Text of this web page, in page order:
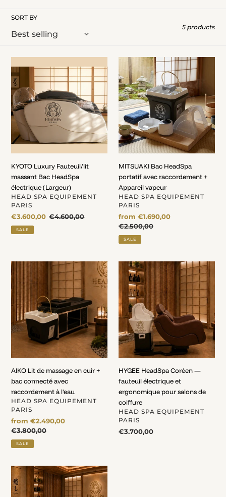
c
t
o
:
SORT BY
5 products
Luxury
Fauteuil/lit
massant
Bac
HeadSpa
électrique
(Largeur)
KYOTO Luxury Fauteuil/lit
massant Bac HeadSpa
électrique (Largeur)
VENDOR
HEAD SPA EQUIPEMENT
PARIS
Sale
price
€3.600,00 Regular
€4.600,00
SALE
MITSUAKI
Bac
HeadSpa
portatif
avec
raccordement
+
Appareil
vapeur
MITSUAKI Bac HeadSpa
portatif avec raccordement +
Appareil vapeur
VENDOR
HEAD SPA EQUIPEMENT
PARIS
Sale
price
from €1.690,00
Regular
price
€2.500,00
SALE
AIKO
Lit
de
massage
en
cuir
+
bac
connecté
raccordement
à
l'eau
AIKO Lit de massage en cuir +
bac connecté avec
raccordement à l'eau
VENDOR
HEAD SPA EQUIPEMENT
PARIS
Sale
price
from €2.490,00
Regular
price
€3.800,00
SALE
HYGEE
HeadSpa
Coréen
—
fauteuil
électrique
et
ergonomique
pour
de
coiffure
HYGEE HeadSpa Coréen —
fauteuil électrique et
ergonomique pour salons de
coiffure
VENDOR
HEAD SPA EQUIPEMENT
PARIS
Regular
€3.700,00
KOBE
Lit
HeadSpa